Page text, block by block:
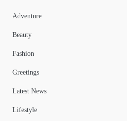
Adventure
Beauty
Fashion
Greetings
Latest News
Lifestyle